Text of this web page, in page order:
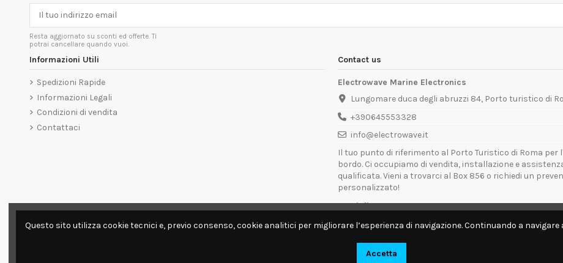
Resta aggiornato su sconti ed offerte. Ti
potrai cancellare quando vuoi.
Informazioni Utili
Spedizioni Rapide
Informazioni Legali
Condizioni di vendita
Contattaci
Contact us
Electrowave Marine Electronics
Lungomare duca degli abruzzi 84, Porto turistico di
+390645553328
info@electrowave.it
Il tuo punto di riferimento al Porto Turistico di Roma per
bordo. Ci occupiamo di vendita, installazione e
qualificata. Vieni a trovarci al Box 856 o richiedi un
personalizzato!
Orari di Apertura:
Lunedì - Venerdì: 09:00 - 13:00 / 14:00 - 18:00
Disponibili per interventi tecnici direttamente a bordo.
Questo sito utilizza cookie tecnici e, previo consenso, cookie analitici per migliorare l’esperienza di navigazione. Continuando a navigare
Accetta